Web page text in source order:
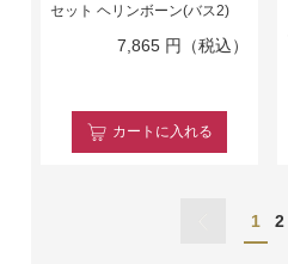
セット ヘリンボーン(バス2)
7,865 円（税込）
カート に入れる
1 2